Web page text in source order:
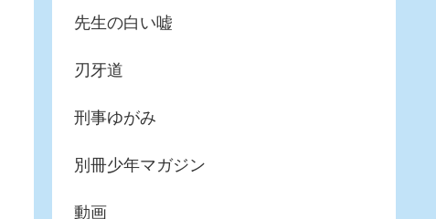
先生の白い嘘
刃牙道
刑事ゆがみ
別冊少年マガジン
動画